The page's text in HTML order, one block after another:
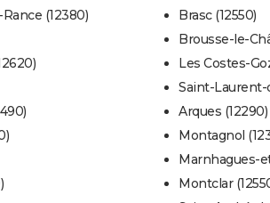
(12380)
Brasc (12550)
Brousse-le-
Les Costes-
Saint-Laurent-
Arques (12290)
Montagnol
Marnhagues-
Montclar